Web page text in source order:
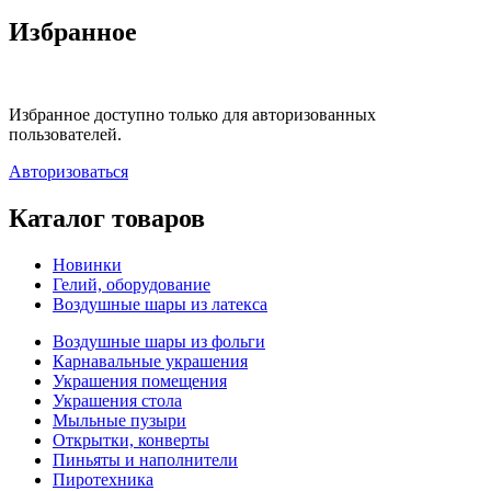
Избранное
Избранное доступно только для авторизованных
пользователей.
Авторизоваться
Каталог товаров
Новинки
Гелий, оборудование
Воздушные шары из латекса
Воздушные шары из фольги
Карнавальные украшения
Украшения помещения
Украшения стола
Мыльные пузыри
Открытки, конверты
Пиньяты и наполнители
Пиротехника